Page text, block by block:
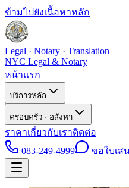
ข้ามไปยังเนื้อหาหลัก
Legal · Notary · Translation
NYC Legal & Notary
หน้าแรก
บริการหลัก
ครอบครัว · อสังหา
ราคาเกี่ยวกับเราติดต่อ
083-249-4999
ขอใบเส